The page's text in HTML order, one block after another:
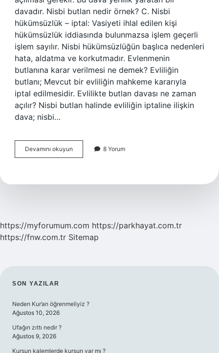
davadır. Nisbi butlan nedir örnek? C. Nisbi
hükümsüzlük – iptal: Vasiyeti ihlal edilen kişi
hükümsüzlük iddiasında bulunmazsa işlem geçerli
işlem sayılır. Nisbi hükümsüzlüğün başlıca nedenleri
hata, aldatma ve korkutmadır. Evlenmenin
butlanına karar verilmesi ne demek? Evliliğin
butlanı; Mevcut bir evliliğin mahkeme kararıyla
iptal edilmesidir. Evlilikte butlan davası ne zaman
açılır? Nisbi butlan halinde evliliğin iptaline ilişkin
dava; nisbi…
Devamını okuyun
Nisbi
8 Yorum
https://myforumum.com https://parkhayat.com.tr
https://fnw.com.tr Sitemap
SIDEBAR
SON YAZILAR
Neden Kur’an öğrenmeliyiz ?
Ağustos 10, 2026
Ufağın zıttı nedir ?
Ağustos 9, 2026
Kurşun kalemlerde kurşun var mı ?